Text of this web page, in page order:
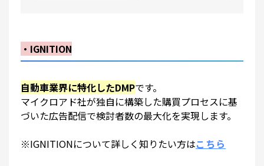
・IGNITION
自動車業界に特化したDMPです。
マイクロアド社が独自に構築した購買プロセスに基
づいた広告配信で検討者数の最大化を実現します。
※IGNITIONについて詳しく知りたい方はこちら